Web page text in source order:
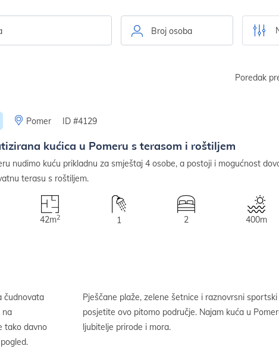
Broj osoba
Poredak
Pomer ID #4129
kućica u Pomeru s terasom i roštiljem
nudimo kuću prikladnu za smještaj 4 osobe, a postoji i mogućnost
terasu s roštiljem.
42m2 1 2 400m
čudnovata
na
tako davno
razlog da
ljubitelje prirode i mora.